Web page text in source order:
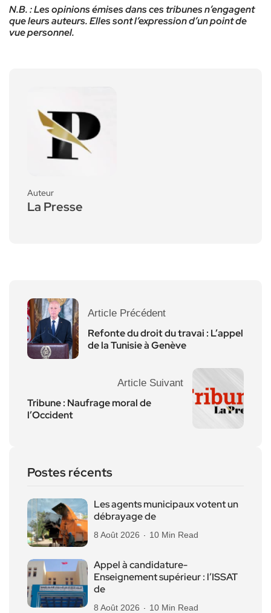
N.B. : Les opinions émises dans ces tribunes n’engagent
que leurs auteurs. Elles sont l’expression d’un point de
vue personnel.
Auteur
La Presse
Article Précédent
Refonte du droit du travai : L’appel
de la Tunisie à Genève
Article Suivant
Tribune : Naufrage moral de
l’Occident
Postes récents
Les agents municipaux votent un
débrayage de
8 Août 2026 10 Min Read
Appel à candidature-
Enseignement supérieur : l’ISSAT
de
8 Août 2026 10 Min Read